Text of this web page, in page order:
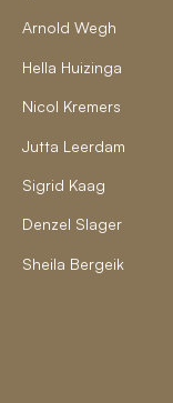
Arnold Wegh
Hella Huizinga
Nicol Kremers
Jutta Leerdam
Sigrid Kaag
Denzel Slager
Sheila Bergeik